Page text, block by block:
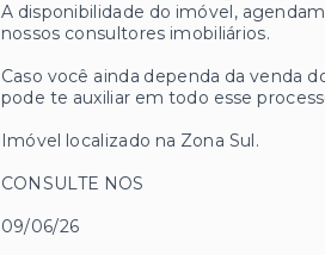
A disponibilidade do imóvel,
nossos consultores imobiliários.
Caso você ainda dependa da venda
pode te auxiliar em todo esse
Imóvel localizado na Zona Sul.
CONSULTE NOS
09/06/26